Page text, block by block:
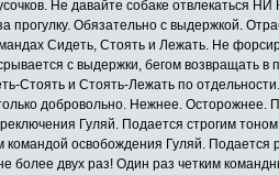
Не давайте собаке отвлекаться
прогулку. Обязательно с выдержкой.
Сидеть, Стоять и Лежать. Не
с выдержки, бегом возвращать в
Стоять и Стоять-Лежать по
добровольно. Нежнее. Осторожнее.
Гуляй. Подается строгим
командой освобождения Гуляй.
более двух раз! Один раз четким